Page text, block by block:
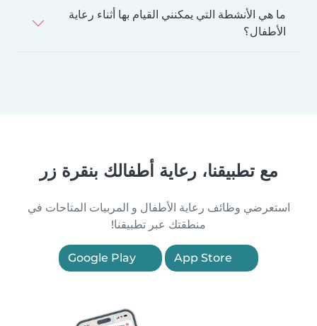
ما هي الأنشطة التي يمكنني القيام بها أثناء رعاية
الأطفال؟
مع تطبيقنا، رعاية أطفالك بنقرة زر
استعرضي وظائف رعاية الأطفال و المربيات المتاحات في
منطقتك عبر تطبيقنا!